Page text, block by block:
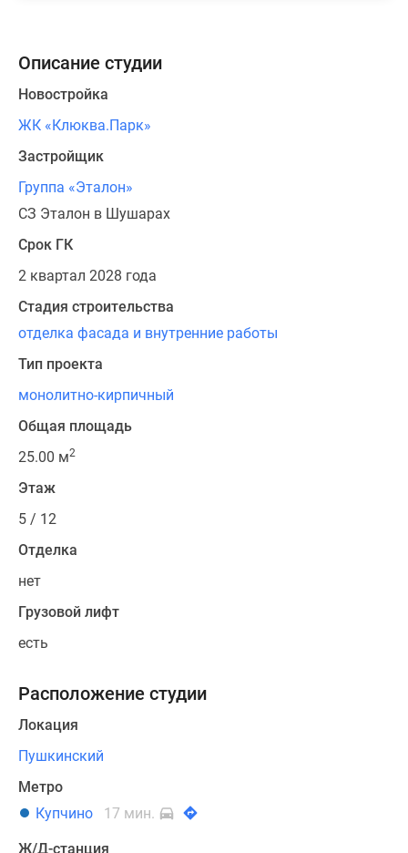
Описание студии
Новостройка
ЖК «Клюква.Парк»
Застройщик
Группа «Эталон»
СЗ Эталон в Шушарах
Срок ГК
2 квартал 2028 года
Стадия строительства
отделка фасада и внутренние работы
Тип проекта
монолитно-кирпичный
Общая площадь
25.00 м2
Этаж
5 / 12
Отделка
нет
Грузовой лифт
есть
Расположение студии
Локация
Пушкинский
Метро
Купчино
17 мин.
Ж/Д-станция